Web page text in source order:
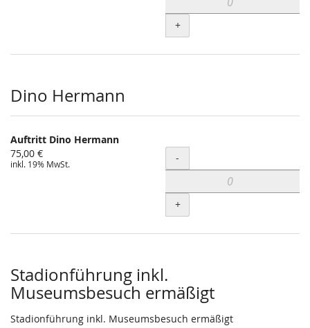
+
Dino Hermann
Auftritt Dino Hermann
75,00 €
inkl. 19% MwSt. Menge
-
+
Stadionführung inkl.
Museumsbesuch ermäßigt
Stadionführung inkl. Museumsbesuch ermäßigt